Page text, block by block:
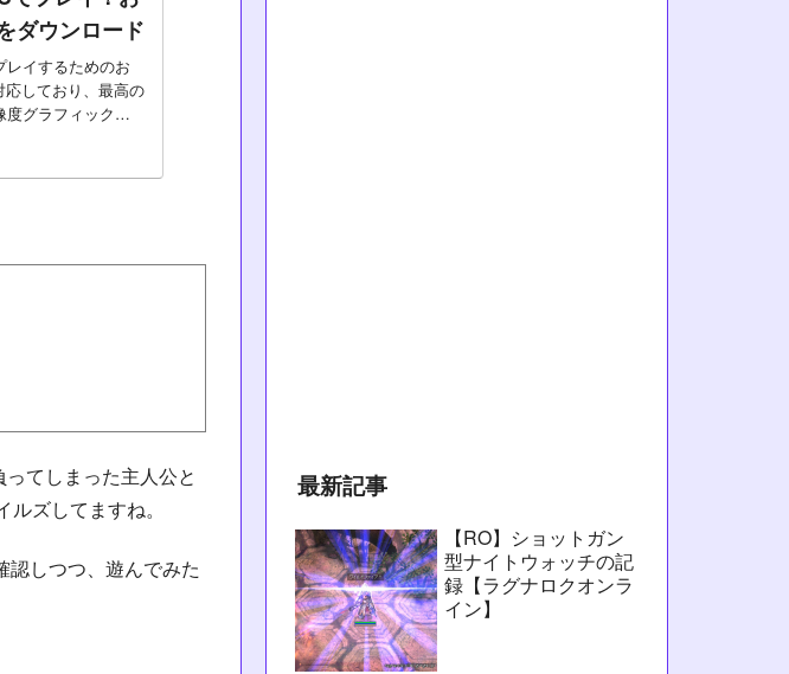
ダウンロード
レイするためのお
しており、最高の
度グラフィックス
てしまった主人公と
ズしてますね。
しつつ、遊んでみた
最新記事
【RO】ショットガン
型ナイトウォッチの記
録【ラグナロクオンラ
イン】